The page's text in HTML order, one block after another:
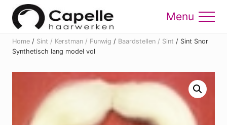
Menu
Skip
content
Skip
Menu
Home / Sint / Kerstman / Funwig / Baardstellen / Sint / Sint Snor
Synthetisch lang model vol